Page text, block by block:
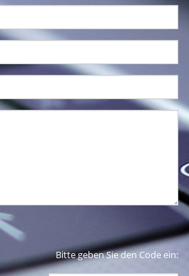
Bitte geben Sie den Code ein: